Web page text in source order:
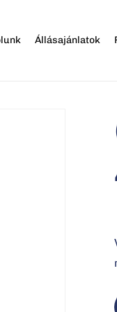
Állásajánlatok